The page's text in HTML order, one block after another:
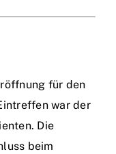
für den
war der
Die
beim